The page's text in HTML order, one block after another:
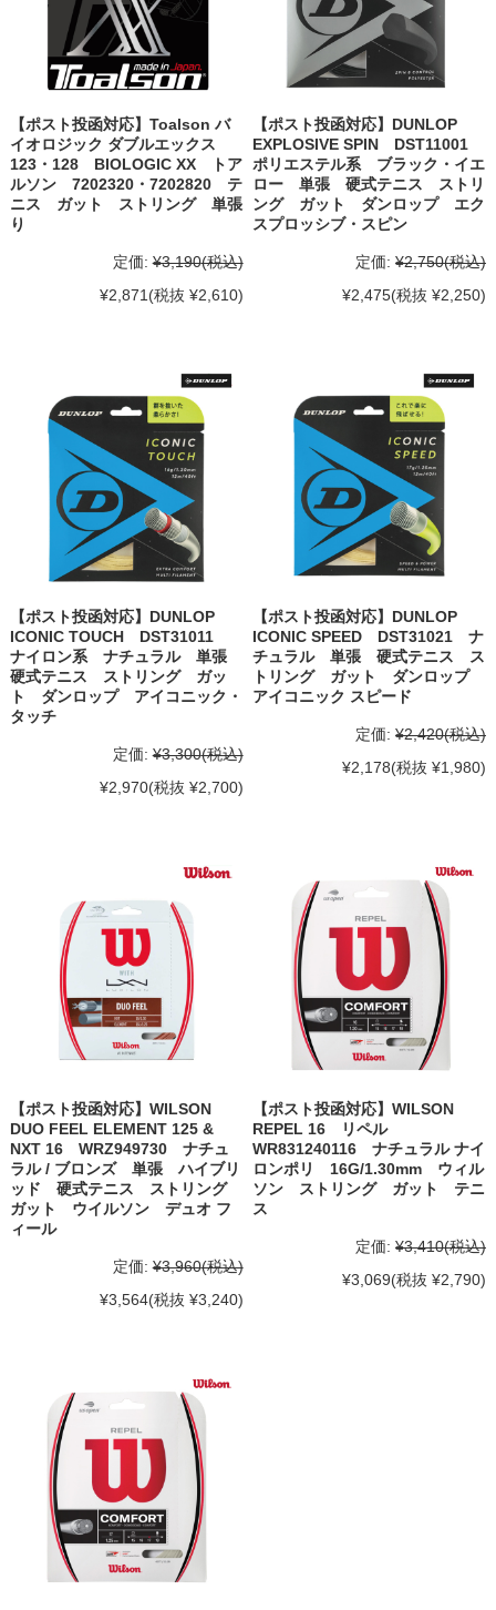
【ポスト投函対応】Toalson バ
イオロジック ダブルエックス
123・128 BIOLOGIC XX トア
ルソン 7202320・7202820 テ
ニス ガット ストリング 単張
り
定価: ¥3,190(税込)
¥2,871(税抜 ¥2,610)
【ポスト投函対応】DUNLOP
EXPLOSIVE SPIN DST11001
ポリエステル系 ブラック・イエ
ロー 単張 硬式テニス ストリ
ング ガット ダンロップ エク
スプロッシブ・スピン
定価: ¥2,750(税込)
¥2,475(税抜 ¥2,250)
【ポスト投函対応】DUNLOP
ICONIC TOUCH DST31011
ナイロン系 ナチュラル 単張
硬式テニス ストリング ガッ
ト ダンロップ アイコニック・
タッチ
定価: ¥3,300(税込)
¥2,970(税抜 ¥2,700)
【ポスト投函対応】DUNLOP
ICONIC SPEED DST31021 ナ
チュラル 単張 硬式テニス ス
トリング ガット ダンロップ
アイコニック スピード
定価: ¥2,420(税込)
¥2,178(税抜 ¥1,980)
【ポスト投函対応】WILSON
DUO FEEL ELEMENT 125 &
NXT 16 WRZ949730 ナチュ
ラル / ブロンズ 単張 ハイブリ
ッド 硬式テニス ストリング
ガット ウイルソン デュオ フ
ィール
定価: ¥3,960(税込)
¥3,564(税抜 ¥3,240)
【ポスト投函対応】WILSON
REPEL 16 リペル
WR831240116 ナチュラル ナイ
ロンポリ 16G/1.30mm ウィル
ソン ストリング ガット テニ
ス
定価: ¥3,410(税込)
¥3,069(税抜 ¥2,790)